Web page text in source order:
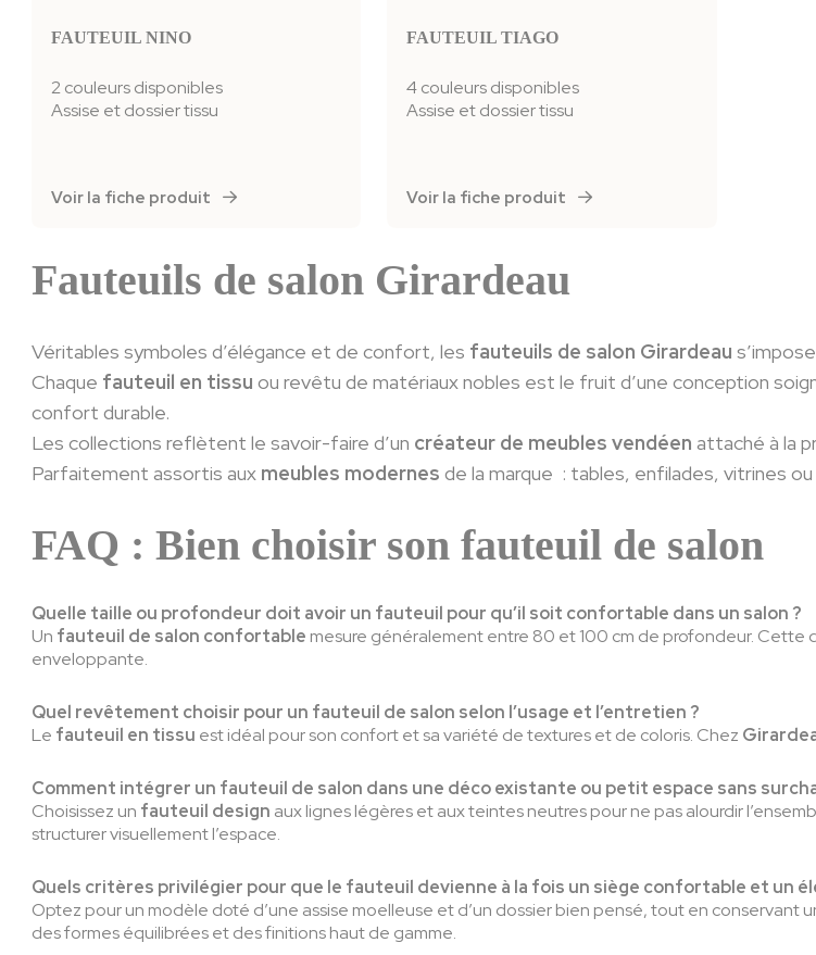
FAUTEUIL NINO
2 couleurs disponibles
Assise et dossier tissu
Voir la fiche produit
FAUTEUIL TIAGO
4 couleurs disponibles
Assise et dossier tissu
Voir la fiche produit
Fauteuils de salon Girardeau
Véritables symboles d’élégance et de confort, les fauteuils de salon Girardeau
Chaque fauteuil en tissu ou revêtu de matériaux nobles est le fruit d’une conception
confort durable.
Les collections reflètent le savoir-faire d’un créateur de meubles vendéen attaché à la
Parfaitement assortis aux meubles modernes de la marque : tables, enfilades, vitrines
FAQ : Bien choisir son fauteuil de salon
Quelle taille ou profondeur doit avoir un fauteuil pour qu’il soit confortable dans un salon ?
Un fauteuil de salon confortable mesure généralement entre 80 et 100 cm de profondeur.
enveloppante.
Quel revêtement choisir pour un fauteuil de salon selon l’usage et l’entretien ?
Le fauteuil en tissu est idéal pour son confort et sa variété de textures et de coloris. Chez
Comment intégrer un fauteuil de salon dans une déco existante ou petit espace sans
Choisissez un fauteuil design aux lignes légères et aux teintes neutres pour ne pas alourdir
structurer visuellement l’espace.
Quels critères privilégier pour que le fauteuil devienne à la fois un siège confortable et un
Optez pour un modèle doté d’une assise moelleuse et d’un dossier bien pensé, tout en conservant
des formes équilibrées et des finitions haut de gamme.